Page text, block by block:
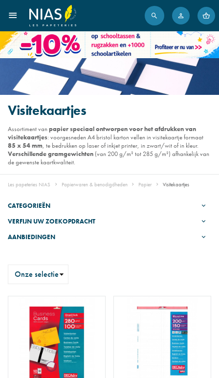
Visitekaartjes
Assortiment vanpapier speciaal ontworpen voor het afdrukken van
visitekaartjes: voorgesneden A4 bristol karton vellen in visitekaartje formaat
85 x 54 mm, te bedrukken op laser of inkjet printer, in zwart/wit of in kleur.
Verschillende gramgewichten (van 200 g/m² tot 285 g/m²) afhankelijk van
de gewenste kaartkwaliteit.
Les papeteries NIAS Papierwaren & benodigdheden Papier Visitekaartjes
CATEGORIEËN
VERFIJN UW ZOEKOPDRACHT
AANBIEDINGEN